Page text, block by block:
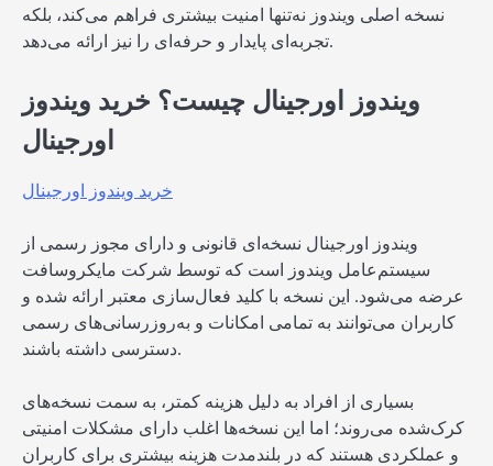
نسخه اصلی ویندوز نه‌تنها امنیت بیشتری فراهم می‌کند، بلکه
تجربه‌ای پایدار و حرفه‌ای را نیز ارائه می‌دهد.
ویندوز اورجینال چیست؟ خرید ویندوز
اورجینال
خرید ویندوز اورجینال
ویندوز اورجینال نسخه‌ای قانونی و دارای مجوز رسمی از
سیستم‌عامل ویندوز است که توسط شرکت مایکروسافت
عرضه می‌شود. این نسخه با کلید فعال‌سازی معتبر ارائه شده و
کاربران می‌توانند به تمامی امکانات و به‌روزرسانی‌های رسمی
دسترسی داشته باشند.
بسیاری از افراد به دلیل هزینه کمتر، به سمت نسخه‌های
کرک‌شده می‌روند؛ اما این نسخه‌ها اغلب دارای مشکلات امنیتی
و عملکردی هستند که در بلندمدت هزینه بیشتری برای کاربران